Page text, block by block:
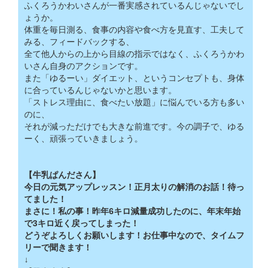
ふくろうかわいさんが一番実感されているんじゃないでし
ょうか。
体重を毎日測る、食事の内容や食べ方を見直す、工夫して
みる、フィードバックする、
全て他人からの上から目線の指示ではなく、ふくろうかわ
いさん自身のアクションです。
また「ゆるーい」ダイエット、というコンセプトも、身体
に合っているんじゃないかと思います。
「ストレス理由に、食べたい放題」に悩んでいる方も多い
のに、
それが減っただけでも大きな前進です。今の調子で、ゆる
ーく、頑張っていきましょう。
【牛乳ぱんださん】
今日の元気アップレッスン！正月太りの解消のお話！待っ
てました！
まさに！私の事！昨年6キロ減量成功したのに、年末年始
で3キロ近く戻ってしまった！
どうぞよろしくお願いします！お仕事中なので、タイムフ
リーで聞きます！
↓